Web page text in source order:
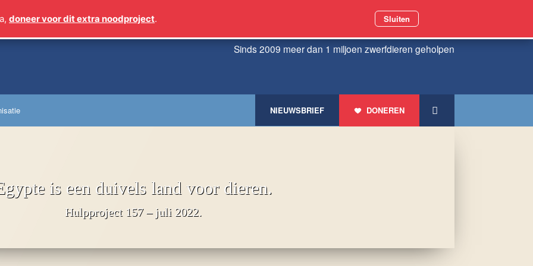
Sinds 2009 meer dan 1 miljoen zwerfdieren geholpen
DONEREN
NIEUWSBRIEF
is een duivels land voor dieren.
Hulpproject 157 – juli 2022.
doneer voor dit extra noodproject. Sluiten